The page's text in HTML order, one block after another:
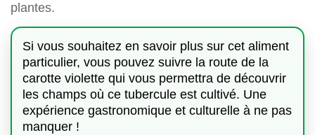
plantes.
Si vous souhaitez en savoir plus sur cet aliment
particulier, vous pouvez suivre la route de la
carotte violette qui vous permettra de découvrir
les champs où ce tubercule est cultivé. Une
expérience gastronomique et culturelle à ne pas
manquer !